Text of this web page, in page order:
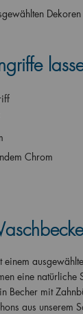
Chrom
einem
eine
Becher mit
aus unserem